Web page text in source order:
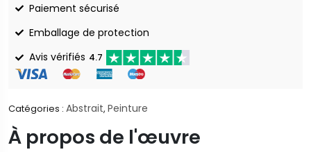
Paiement sécurisé
Emballage de protection
Avis vérifiés 4.7
Catégories : Abstrait, Peinture
À propos de l'œuvre